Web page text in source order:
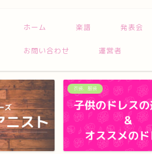
ホーム 楽譜 発表会
お問い合わせ 運営者
衣装、服装